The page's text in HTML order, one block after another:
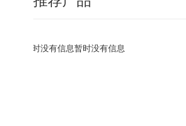
暂时没有信息暂时没有信息